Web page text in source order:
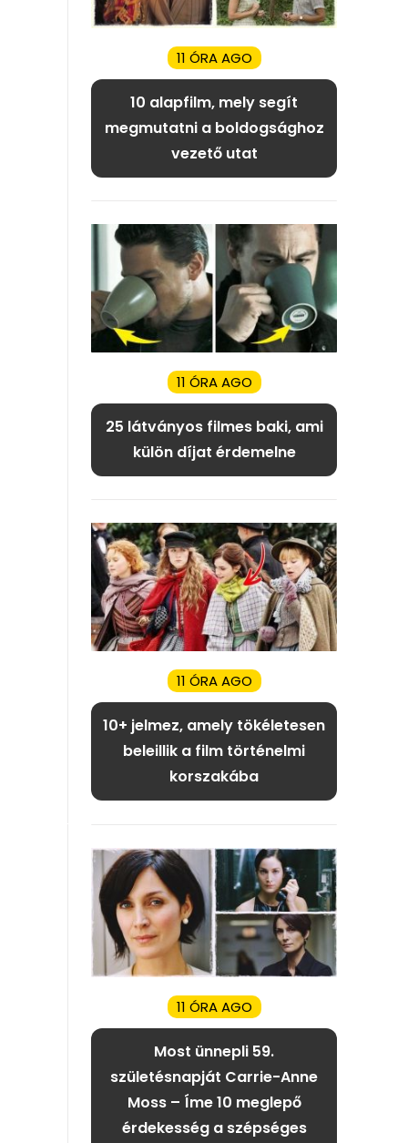
11 ÓRA AGO
10 alapfilm, mely segít
megmutatni a boldogsághoz
vezető utat
11 ÓRA AGO
25 látványos filmes baki, ami
külön díjat érdemelne
11 ÓRA AGO
10+ jelmez, amely tökéletesen
beleillik a film történelmi
korszakába
11 ÓRA AGO
Most ünnepli 59.
születésnapját Carrie-Anne
Moss – Íme 10 meglepő
érdekesség a szépséges